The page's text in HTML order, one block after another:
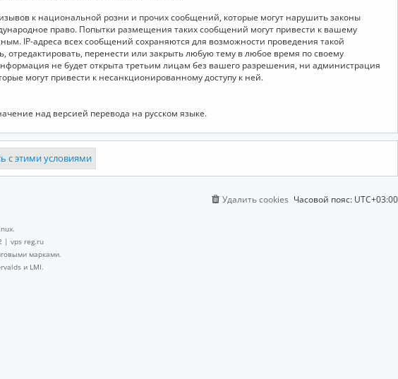
к национальной розни и прочих сообщений, которые могут нарушить законы
право. Попытки размещения таких сообщений могут привести к вашему
IP-адреса всех сообщений сохраняются для возможности проведения такой
перенести или закрыть любую тему в любое время по своему
не будет открыта третьим лицам без вашего разрешения, ни администрация
могут привести к несанкционированному доступу к ней.
над версией перевода на русском языке.
Часовой пояс: UTC+03:00
Удалить cookies
| vps reg.ru
марками.
и LMI.